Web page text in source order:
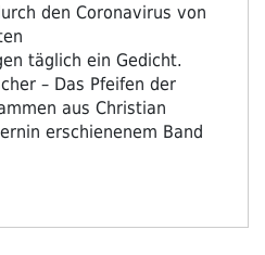
den Coronavirus von
täglich ein Gedicht.
– Das Pfeifen der
aus Christian
erschienenem Band